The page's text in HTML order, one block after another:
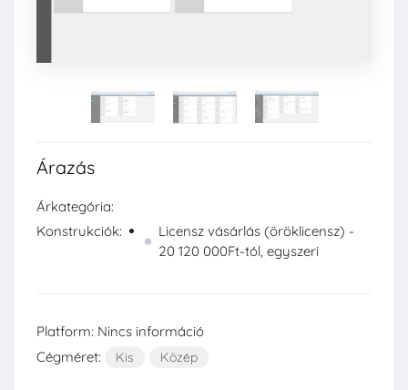
Árazás
Árkategória:
Konstrukciók:
Licensz vásárlás (öröklicensz) -
20 120 000Ft-tól, egyszeri
Platform: Nincs információ
Cégméret:
Kis Közép